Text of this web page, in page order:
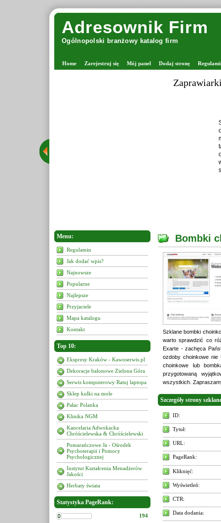
Adresownik Firm
Ogólnopolski branżowy katalog firm
Home Zarejestruj się Mój panel Dodaj stronę
Menu:
Regulamin
Jak dodać wpis?
Najnowsze
Popularne
Najlepsze
Przyjaciele
Mapa katalogu
Kontakt
Top 10:
Ekspresy Kraków - Kawoserwis.pl
Dekoracje balonowe Zielona Góra
Serwis komputerowy Ratuj laptopa
Sklep kulki na mole
Pałac Polanka
Klinika NGM
Kancelaria Adwokacka
Chróścielewska & Chróścielewski
Pomarańczowe Ja - Ośrodek
Psychoterapii i Pomocy
Psychologicznej
Instytut Kształcenia Menadżerów
Jakości
Herbaty świata
Statystyka PageRank:
194
Bombki
Szklane bombki
warto sprawdzić co
Exarte - zachęca
ozdoby choinkowe
choinkowe lub
przygotowaną
wszystkich.
Szczegóły strony
ID:
Tytuł:
URL:
PageRank:
Kliknięć:
Wyświetleń:
CTR:
Data dodania: